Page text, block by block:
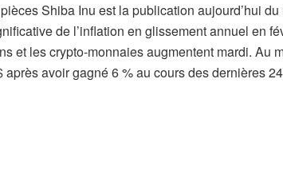
Shiba Inu est la publication aujourd’hui du
de l’inflation en glissement annuel en
et les crypto-monnaies augmentent mardi. Au
avoir gagné 6 % au cours des dernières 24